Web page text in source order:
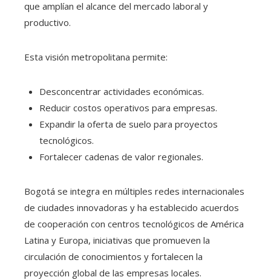
que amplían el alcance del mercado laboral y
productivo.
Esta visión metropolitana permite:
Desconcentrar actividades económicas.
Reducir costos operativos para empresas.
Expandir la oferta de suelo para proyectos
tecnológicos.
Fortalecer cadenas de valor regionales.
Bogotá se integra en múltiples redes internacionales
de ciudades innovadoras y ha establecido acuerdos
de cooperación con centros tecnológicos de América
Latina y Europa, iniciativas que promueven la
circulación de conocimientos y fortalecen la
proyección global de las empresas locales.